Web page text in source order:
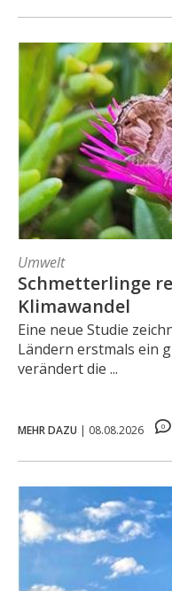
Umwelt
Schmetterlinge
Klimawandel
Eine neue Studie
Ländern erstmals ein
verändert die ...
MEHR DAZU | 08.08.2026 0